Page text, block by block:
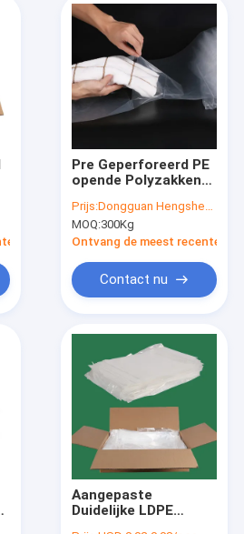
Prijs
Pre Geperforeerd PE
opende Polyzakken
Broodjesschroeiplek
het Zij Openen
Prijs:Dongguan Hengsheng Polybag
MOQ:300Kg
Ontvang de meest recente
Contact nu
Aangepaste
Duidelijke LDPE